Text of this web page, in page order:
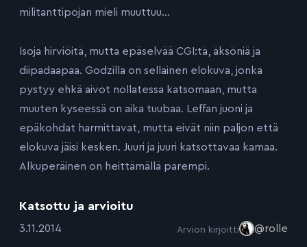
militanttipojan mieli muuttuu…
Isoja hirviöitä, mutta epäselvää CGI:tä, äksöniä ja
diipadaapaa. Godzilla on sellainen elokuva, jonka
pystyy ehkä aivot nollatessa katsomaan, mutta
muuten kyseessä on aika tuubaa. Leffan juoni ja
epäkohdat harmittavat, mutta eivät niin paljon että
elokuva jäisi kesken. Juuri ja juuri katsottavaa kamaa.
Alkuperäinen on heittämällä parempi.
Katsottu ja arvioitu
:3.11.2014 Arvion kirjoitti @rolle